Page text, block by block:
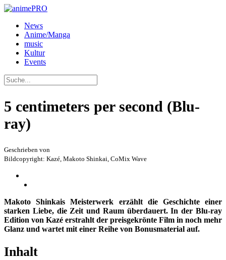
News
Anime/Manga
music
Kultur
Events
5 centimeters per second (Blu-
ray)
Geschrieben von
Bildcopyright: Kazé, Makoto Shinkai, CoMix Wave
Makoto Shinkais Meisterwerk erzählt die Geschichte einer
starken Liebe, die Zeit und Raum überdauert. In der Blu-ray
Edition von Kazé erstrahlt der preisgekrönte Film in noch mehr
Glanz und wartet mit einer Reihe von Bonusmaterial auf.
Inhalt